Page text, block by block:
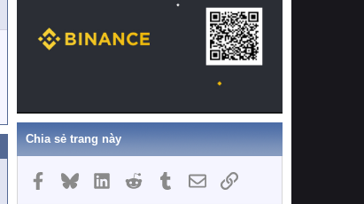
Chia sẻ trang này
Facebook
BlueskyLinkedInReddit TumblrEmailLink